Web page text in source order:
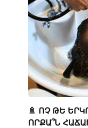
🚿 ՈՉ ԹԵ
ՈՐՔԱ՞Ն